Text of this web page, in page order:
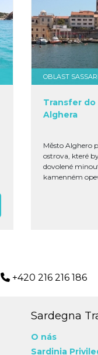
OBLAST
Transfer
Alghera
Město Alghero
ostrova, které
dovolené
kamenném
+420 216 216 186
Sardegna
O nás
Sardinia